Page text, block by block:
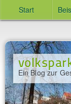
Start
Ein Blog zur